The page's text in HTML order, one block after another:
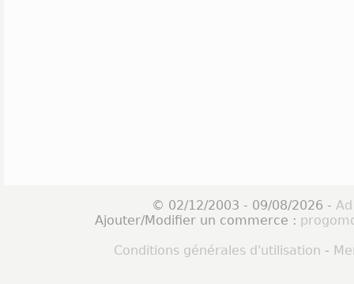
© 02/12/2003 - 09/08/2026 -
Ajouter/Modifier un commerce :
Conditions générales d'utilisation -